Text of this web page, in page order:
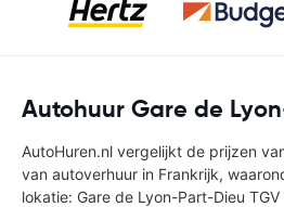
Autohuur Gare de
AutoHuren.nl vergelijkt de prijzen
van autoverhuur in Frankrijk,
lokatie: Gare de Lyon-Part-Dieu TGV